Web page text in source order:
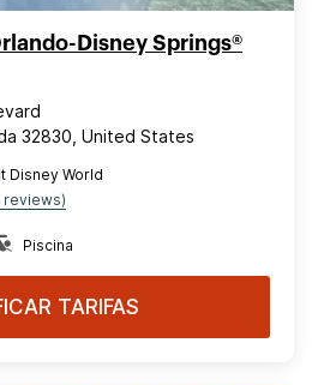
Disney Springs®
32830, United States
Disney World
reviews)
Piscina
TARIFAS